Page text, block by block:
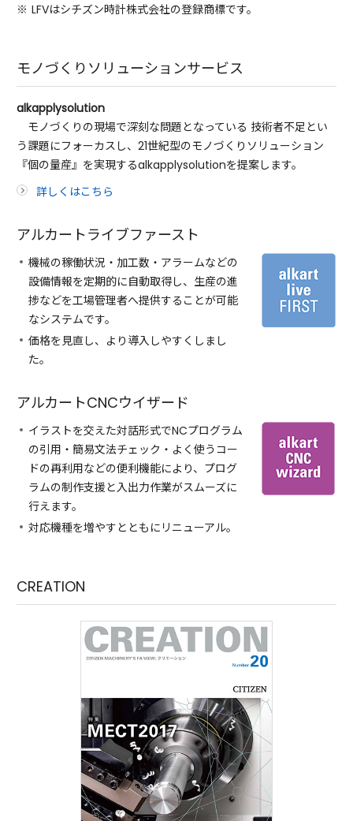
※ LFVはシチズン時計株式会社の登録商標です。
モノづくりソリューションサービス
alkapplysolution
モノづくりの現場で深刻な問題となっている 技術者不足とい
う課題にフォーカスし、21世紀型のモノづくりソリューション
『個の量産』を実現するalkapplysolutionを提案します。
詳しくはこちら
アルカートライブファースト
機械の稼働状況・加工数・アラームなどの
設備情報を定期的に自動取得し、生産の進
捗などを工場管理者へ提供することが可能
なシステムです。
価格を見直し、より導入しやすくしまし
た。
アルカートCNCウイザード
イラストを交えた対話形式でNCプログラム
の引用・簡易文法チェック・よく使うコー
ドの再利用などの便利機能により、プログ
ラムの制作支援と入出力作業がスムーズに
行えます。
対応機種を増やすとともにリニューアル。
CREATION